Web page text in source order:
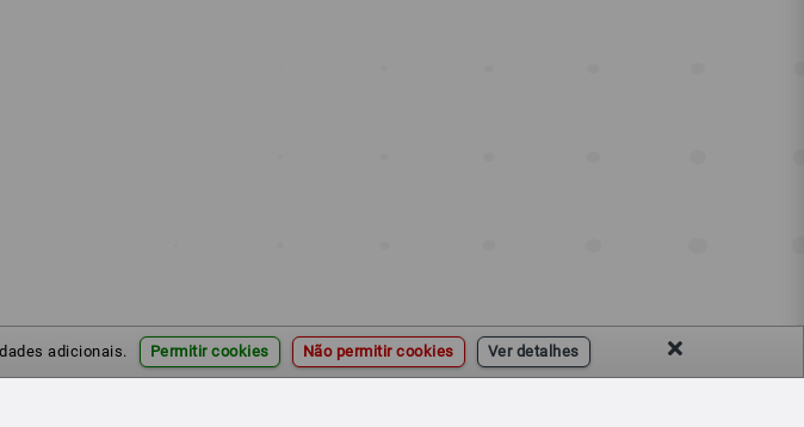
adicionais. Permitir cookies Não permitir cookies Ver detalhes